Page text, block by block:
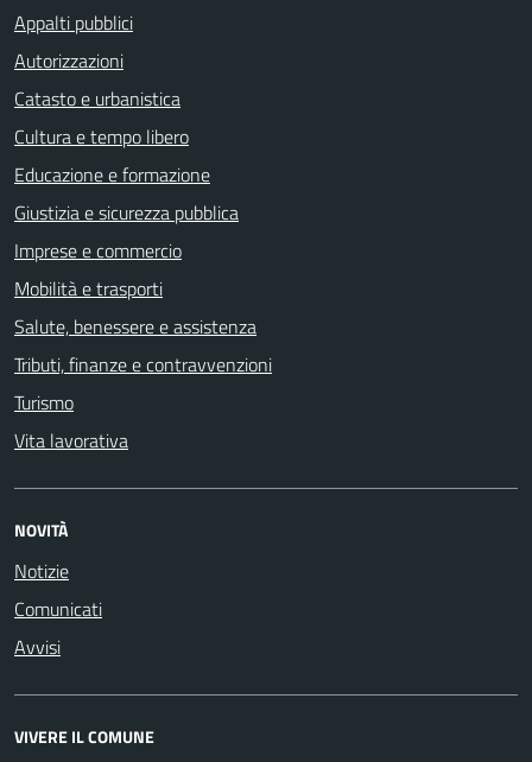
Appalti pubblici
Autorizzazioni
Catasto e urbanistica
Cultura e tempo libero
Educazione e formazione
Giustizia e sicurezza pubblica
Imprese e commercio
Mobilità e trasporti
Salute, benessere e assistenza
Tributi, finanze e contravvenzioni
Turismo
Vita lavorativa
NOVITÀ
Notizie
Comunicati
Avvisi
VIVERE IL COMUNE